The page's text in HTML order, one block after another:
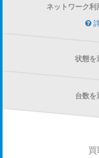
ネットワーク
状態を
台数を